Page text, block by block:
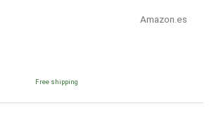
Amazon.es
Free shipping